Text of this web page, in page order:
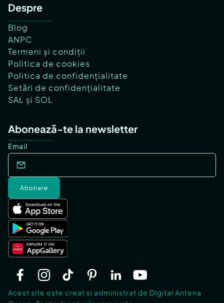
Despre
Blog
ANPC
Termeni și condiții
Politica de cookies
Politica de confidențialitate
Setări de confidențialitate
SAL și SOL
Abonează-te la newsletter
Email
Abonare
Acest site este creat si administrat de Digital Antena